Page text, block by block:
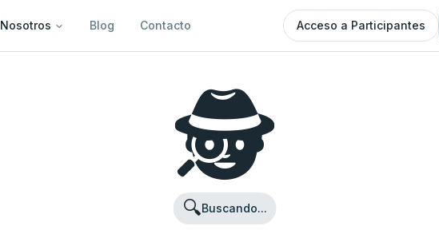
Nosotros Blog Contacto Acceso a Participantes
🕵️
🔍Buscando...